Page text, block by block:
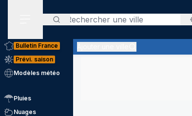
Rechercher
Bulletin France
Prévi. saison
Modèles météo
Pluies
Nuages